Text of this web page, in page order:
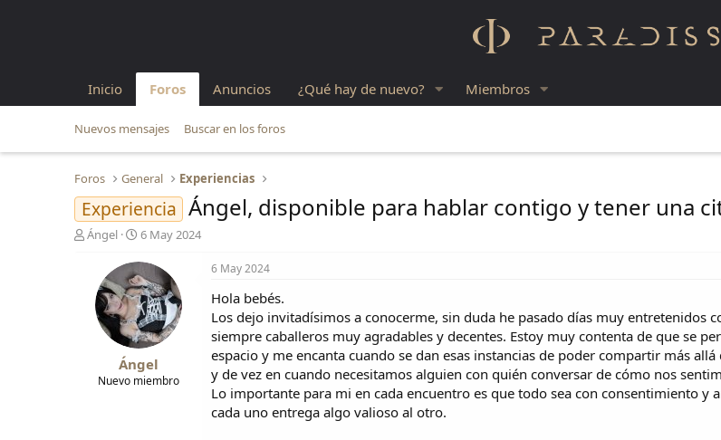
Inicio Foros Anuncios ¿Qué hay de nuevo? Miembros
Nuevos mensajes Buscar en los foros
Foros General Experiencias
Experiencia Ángel, disponible para hablar contigo y tener una
A
Ángel
F
c
h
a
d
e
i
n
i
6 May 2024
Ángel
Nuevo miembro
6 May 2024
Hola bebés.
Los dejo invitadísimos a conocerme, sin duda he pasado días muy entretenidos
siempre caballeros muy agradables y decentes. Estoy muy contenta de que se
espacio y me encanta cuando se dan esas instancias de poder compartir más
y de vez en cuando necesitamos alguien con quién conversar de cómo nos
Lo importante para mi en cada encuentro es que todo sea con consentimiento
cada uno entrega algo valioso al otro.